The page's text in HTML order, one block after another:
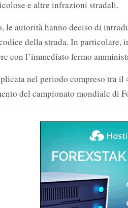
e altre infrazioni stradali.
le autorità hanno deciso di
della strada. In particolare,
con l’immediato fermo
nel periodo compreso tra
del campionato mondiale di